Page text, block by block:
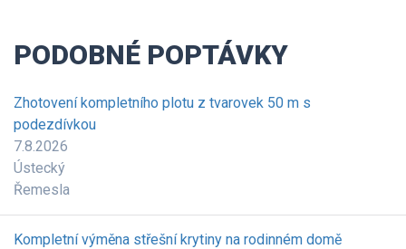
PODOBNÉ POPTÁVKY
Zhotovení kompletního plotu z tvarovek 50 m s
podezdívkou
7.8.2026
Ústecký
Řemesla
Kompletní výměna střešní krytiny na rodinném domě